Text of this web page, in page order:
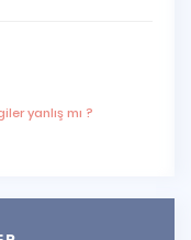
yanlış mı ?